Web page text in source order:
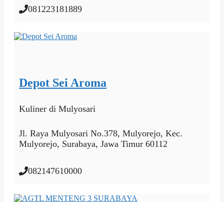
081223181889
Depot Sei Aroma
Kuliner di Mulyosari
Jl. Raya Mulyosari No.378, Mulyorejo, Kec.
Mulyorejo, Surabaya, Jawa Timur 60112
082147610000